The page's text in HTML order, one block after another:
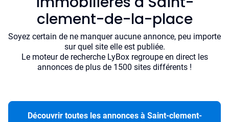
clement-de-la-place
Soyez certain de ne manquer aucune annonce, peu importe
sur quel site elle est publiée.
Le moteur de recherche LyBox regroupe en direct les
annonces de plus de 1500 sites différents !
Découvrir toutes les annonces à Saint-clement-